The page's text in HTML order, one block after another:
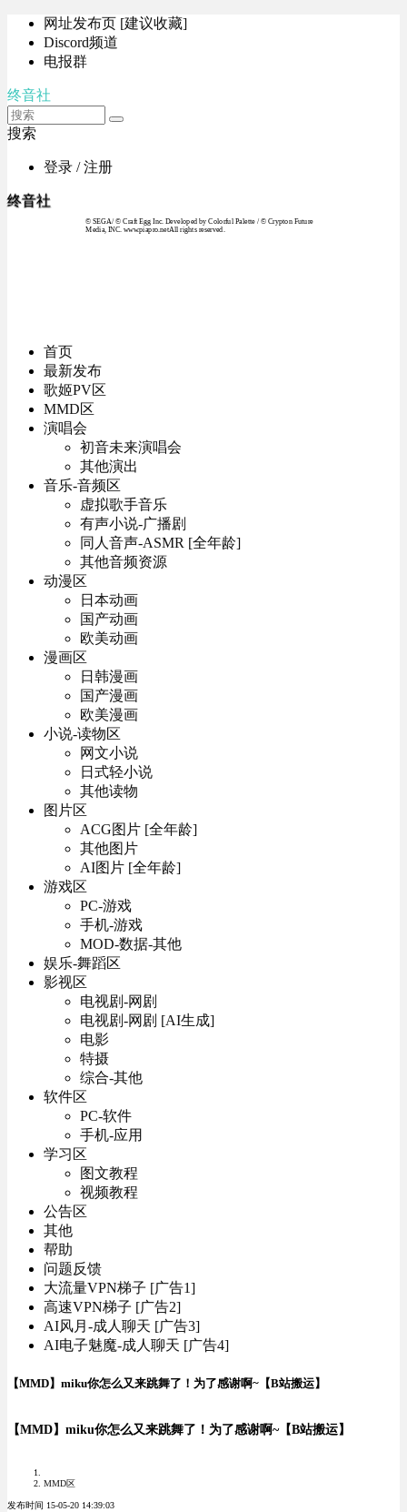
网址发布页 [建议收藏]
Discord频道
电报群
终音社
搜索
登录 / 注册
终音社
© SEGA / © Craft Egg Inc. Developed by Colorful Palette / © Crypton Future
Media, INC. www.piapro.netAll rights reserved.
首页
最新发布
歌姬PV区
MMD区
演唱会
初音未来演唱会
其他演出
音乐-音频区
虚拟歌手音乐
有声小说-广播剧
同人音声-ASMR [全年龄]
其他音频资源
动漫区
日本动画
国产动画
欧美动画
漫画区
日韩漫画
国产漫画
欧美漫画
小说-读物区
网文小说
日式轻小说
其他读物
图片区
ACG图片 [全年龄]
其他图片
AI图片 [全年龄]
游戏区
PC-游戏
手机-游戏
MOD-数据-其他
娱乐-舞蹈区
影视区
电视剧-网剧
电视剧-网剧 [AI生成]
电影
特摄
综合-其他
软件区
PC-软件
手机-应用
学习区
图文教程
视频教程
公告区
其他
帮助
问题反馈
大流量VPN梯子 [广告1]
高速VPN梯子 [广告2]
AI风月-成人聊天 [广告3]
AI电子魅魔-成人聊天 [广告4]
【MMD】miku你怎么又来跳舞了！为了感谢啊~【B站搬运】
【MMD】miku你怎么又来跳舞了！为了感谢啊~【B站搬运】
MMD区
发布时间 15-05-20 14:39:03